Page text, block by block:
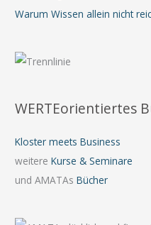
Warum Wissen allein nicht
WERTEorientiertes
Kloster meets Business
weitereKurse & Seminare
und AMATAsBücher